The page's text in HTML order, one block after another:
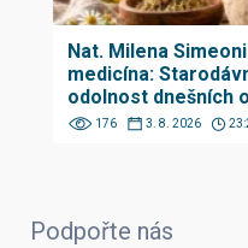
Nat. Milena
medicína:
odolnost dnešních
176 3. 8. 2026
Podpořte nás